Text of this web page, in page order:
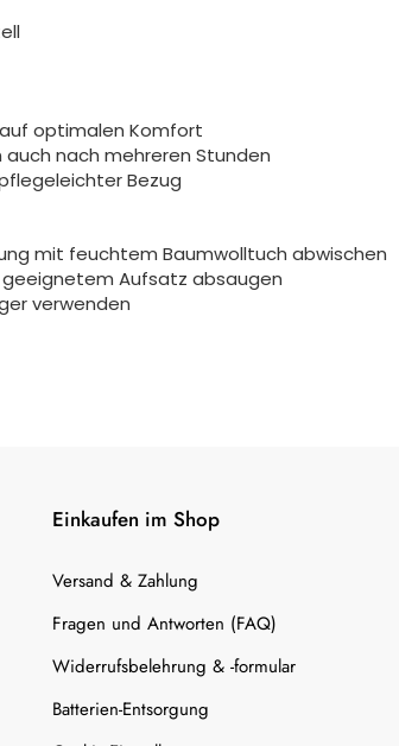
optimalen Komfort
nach mehreren Stunden
Bezug
mit feuchtem Baumwolltuch abwischen
Aufsatz absaugen
verwenden
Einkaufen im Shop
Versand & Zahlung
Fragen und Antworten (FAQ)
Widerrufsbelehrung & -formular
Batterien-Entsorgung